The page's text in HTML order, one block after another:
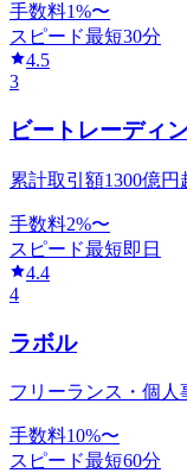
手数料1%〜
スピード最短30分
4.5
3
ビートレーディ
累計取引額1300億円
手数料2%〜
スピード最短即日
4.4
4
ラボル
フリーランス・個人
手数料10%〜
スピード最短60分